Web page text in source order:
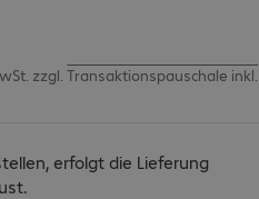
zzgl. Transaktionspauschale inkl.
erfolgt die Lieferung